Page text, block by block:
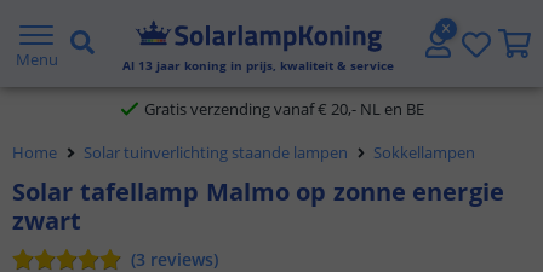
Menu Al 13 jaar koning in prijs, kwaliteit & service
2 jaar garantie
Gratis verzending vanaf € 20,- NL en BE
Klantbeoordeling 9.1
Voor 23:45 uur besteld,morgen in huis
Home Solar tuinverlichting staande lampen Sokkellampen
Solar tafellamp Malmo op zonne energie
zwart
(3 reviews)